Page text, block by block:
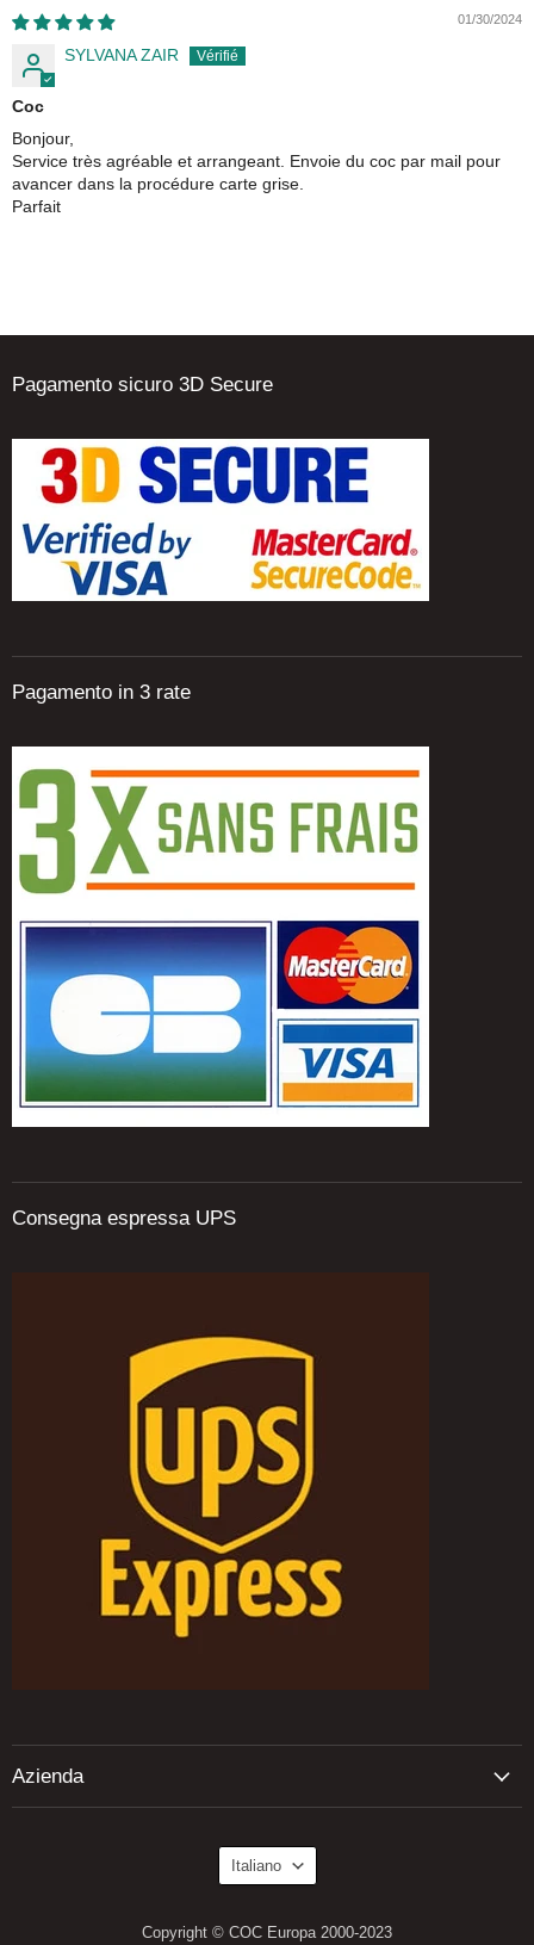
01/30/2024
SYLVANA ZAIR
Coc
Bonjour,
Service très agréable et arrangeant. Envoie du coc par mail pour
avancer dans la procédure carte grise.
Parfait
Pagamento sicuro 3D Secure
Pagamento in 3 rate
Consegna espressa UPS
Azienda
Copyright © COC Europa 2000-2023
Lingua
Italiano